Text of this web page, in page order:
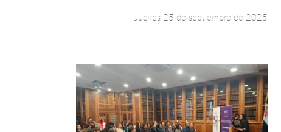
Jueves 25 de septiembre de 2025